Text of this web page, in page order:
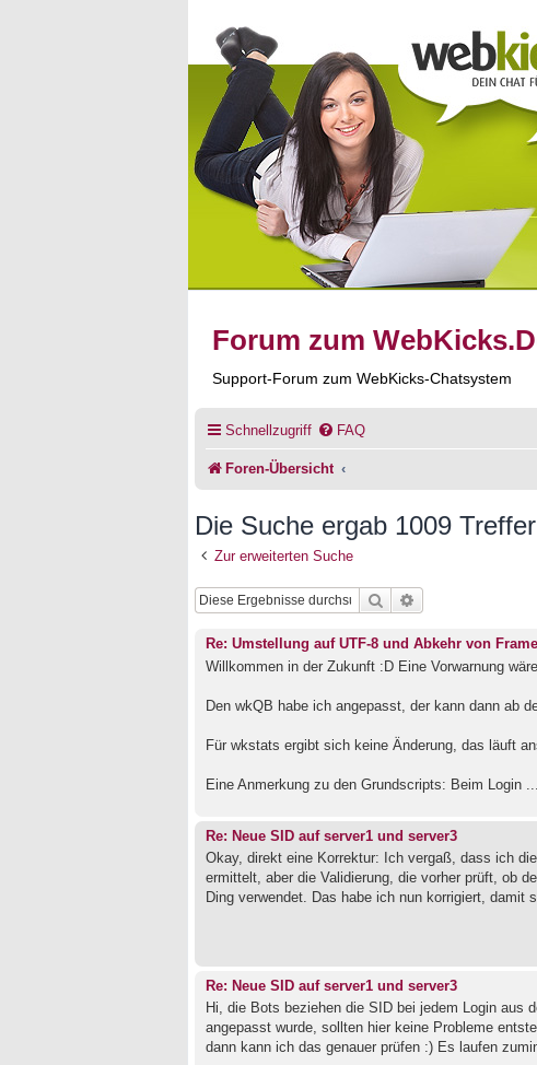
Forum zum
Support-Forum zum WebKicks-Chatsystem
Schnellzugriff FAQ
Foren-Übersicht
Die Suche ergab 1009 Treffer
Zur erweiterten Suche
Suche
Re: Umstellung auf UTF-8 und Abkehr von
Willkommen in der Zukunft :D Eine Vorwarnung
Den wkQB habe ich angepasst, der kann dann ab
Für wkstats ergibt sich keine Änderung, das läuft
Eine Anmerkung zu den Grundscripts: Beim Login ...
Re: Neue SID auf server1 und server3
Okay, direkt eine Korrektur: Ich vergaß, dass ich
ermittelt, aber die Validierung, die vorher prüft, ob
Ding verwendet. Das habe ich nun korrigiert, damit
Re: Neue SID auf server1 und server3
Hi, die Bots beziehen die SID bei jedem Login aus
angepasst wurde, sollten hier keine Probleme
dann kann ich das genauer prüfen :) Es laufen